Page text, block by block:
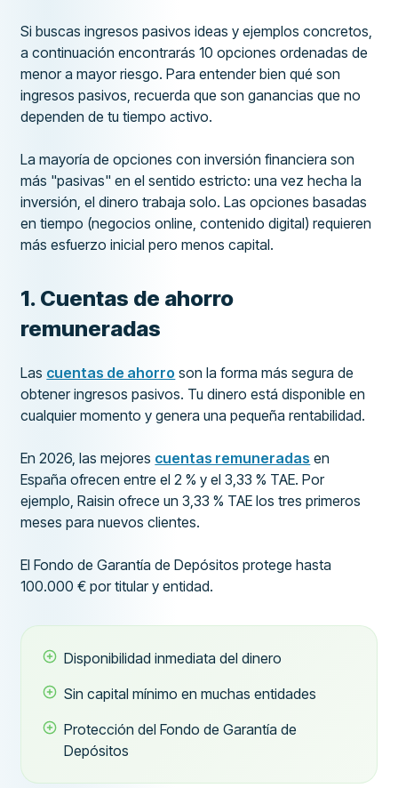
Si buscas ingresos pasivos ideas y ejemplos concretos,
a continuación encontrarás 10 opciones ordenadas de
menor a mayor riesgo. Para entender bien qué son
ingresos pasivos, recuerda que son ganancias que no
dependen de tu tiempo activo.
La mayoría de opciones con inversión financiera son
más "pasivas" en el sentido estricto: una vez hecha la
inversión, el dinero trabaja solo. Las opciones basadas
en tiempo (negocios online, contenido digital) requieren
más esfuerzo inicial pero menos capital.
1. Cuentas de ahorro
remuneradas
Las cuentas de ahorro son la forma más segura de
obtener ingresos pasivos. Tu dinero está disponible en
cualquier momento y genera una pequeña rentabilidad.
En 2026, las mejores cuentas remuneradas en
España ofrecen entre el 2 % y el 3,33 % TAE. Por
ejemplo, Raisin ofrece un 3,33 % TAE los tres primeros
meses para nuevos clientes.
El Fondo de Garantía de Depósitos protege hasta
100.000 € por titular y entidad.
Disponibilidad inmediata del dinero
Sin capital mínimo en muchas entidades
Protección del Fondo de Garantía de
Depósitos